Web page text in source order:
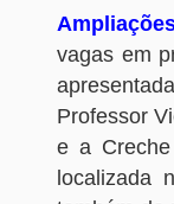
vagas em
Professor
e a Creche
localizada